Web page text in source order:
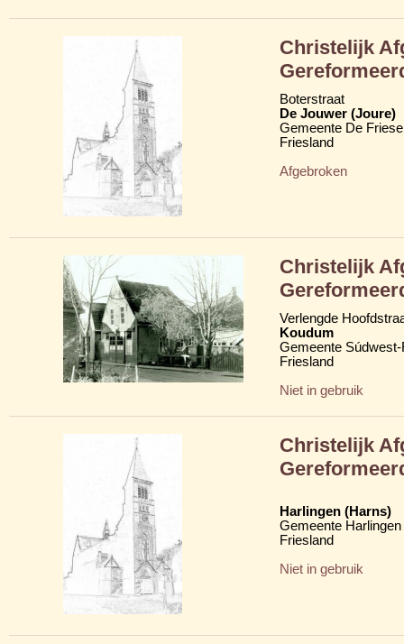
Christelijk
Boterstraat
De Jouwer (Joure)
Gemeente De
Friesland
Afgebroken
Christelijk
Verlengde
Koudum
Gemeente
Friesland
Niet in gebruik
Christelijk
Harlingen (Harns)
Gemeente Harlingen
Friesland
Niet in gebruik